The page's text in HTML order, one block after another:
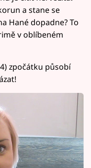
a stane se
Hané dopadne? To
v oblíbeném
zpočátku působí